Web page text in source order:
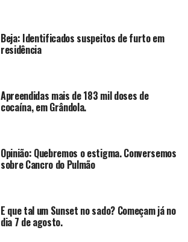
Beja: Identificados suspeitos de furto em
residência
Apreendidas mais de 183 mil doses de
cocaína, em Grândola.
Opinião: Quebremos o estigma. Conversemos
sobre Cancro do Pulmão
E que tal um Sunset no sado? Começam já no
dia 7 de agosto.